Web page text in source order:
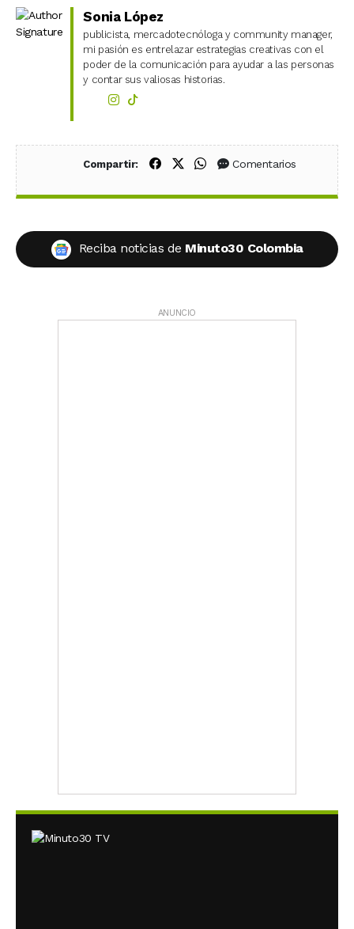
Sonia López
publicista, mercadotecnóloga y community manager,
mi pasión es entrelazar estrategias creativas con el
poder de la comunicación para ayudar a las personas
y contar sus valiosas historias.
Compartir: Compartir en Facebook
Compartir en X (Twitter)
Compartir en WhatsApp
Comentarios
Reciba noticias de Minuto30 Colombia
ANUNCIO